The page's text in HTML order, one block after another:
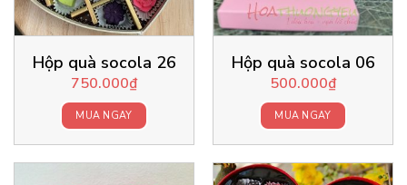
Hộp quà socola 26
750.000₫
MUA NGAY
Hộp quà socola 06
500.000₫
MUA NGAY